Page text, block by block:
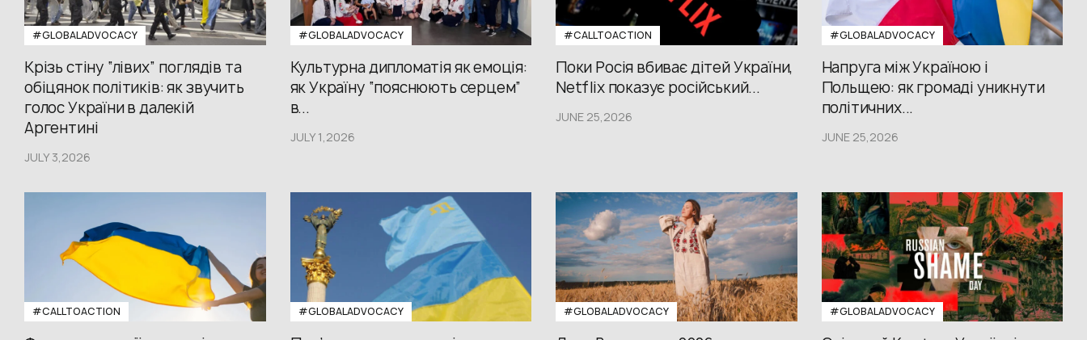
#GLOBALADVOCACY
Крізь стіну “лівих” поглядів та
обіцянок політиків: як звучить
голос України в далекій
Аргентині
JULY 3,2026
#GLOBALADVOCACY
Культурна дипломатія як емоція:
як Україну “пояснюють серцем”
в...
JULY 1,2026
#CALLTOACTION
Поки Росія вбиває дітей України,
Netflix показує російський...
JUNE 25,2026
#GLOBALADVOCACY
Напруга між Україною і
Польщею: як громаді уникнути
політичних...
JUNE 25,2026
#CALLTOACTION #GLOBALADVOCACY #GLOBALADVOCACY #GLOBALADVOCACY